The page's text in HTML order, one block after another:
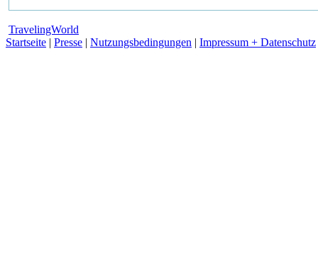
TravelingWorld
Startseite | Presse | Nutzungsbedingungen | Impressum + Datenschutz